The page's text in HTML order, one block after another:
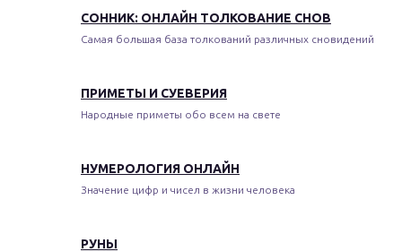
СОННИК: ОНЛАЙН ТОЛКОВАНИЕ СНОВ
Самая большая база толкований различных сновидений
ПРИМЕТЫ И СУЕВЕРИЯ
Народные приметы обо всем на свете
НУМЕРОЛОГИЯ ОНЛАЙН
Значение цифр и чисел в жизни человека
РУНЫ